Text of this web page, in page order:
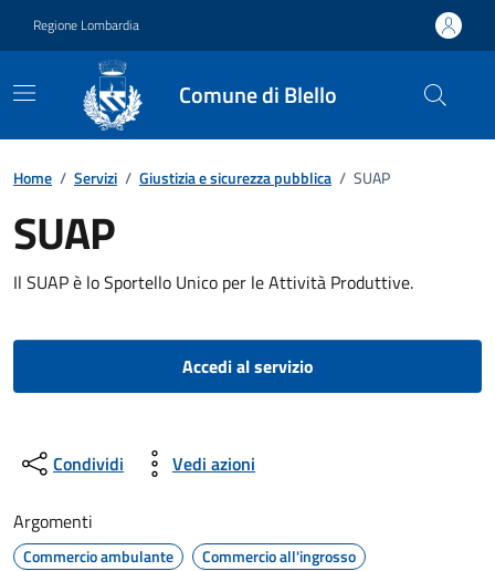
Regione Lombardia
Comune di Blello
Home / Servizi / Giustizia e sicurezza pubblica / SUAP
SUAP
Il SUAP è lo Sportello Unico per le Attività Produttive.
Accedi al servizio
Condividi Vedi azioni
Argomenti
Commercio ambulante
Commercio all'ingrosso